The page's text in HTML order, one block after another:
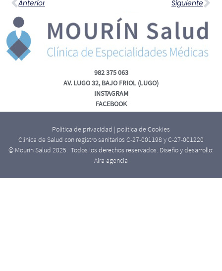
Anterior Siguiente
982 375 063
AV. LUGO 32, BAJO FRIOL (LUGO)
INSTAGRAM
FACEBOOK
Política de privacidad | política de Cookies
Clínica de Salud con registro sanitarios C-27-001198 y C-27-001220
© Mourin Salud 2025. Todos los derechos reservados. Diseño y desarrollo:
Aira agencia